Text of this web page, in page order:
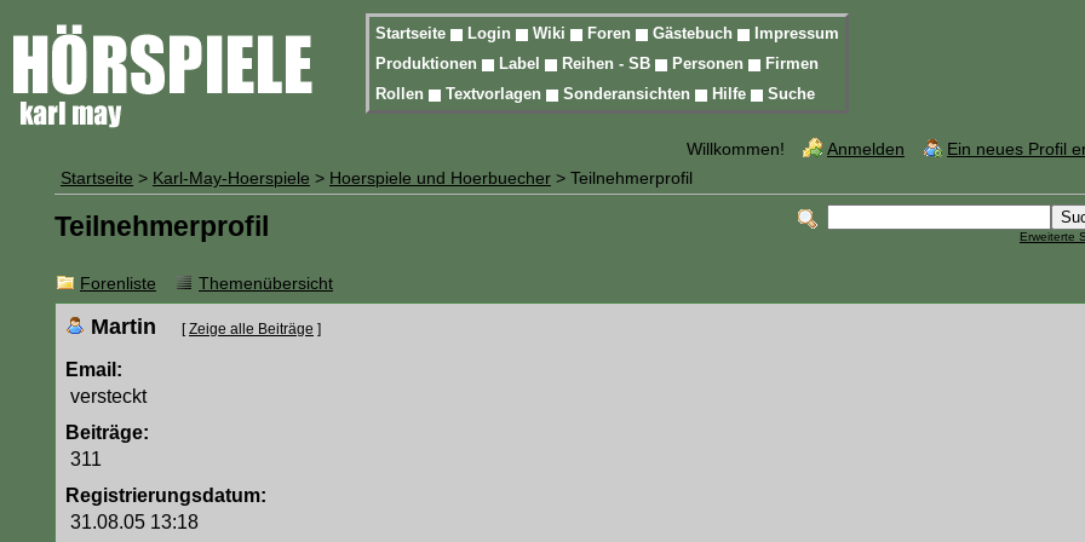
Startseite Login Wiki Foren Gästebuch
Impressum
Produktionen
Label Reihen - SB Personen
Firmen
Rollen
Textvorlagen Sonderansichten Hilfe Suche
Willkommen! Anmelden
Ein neues Profil
Startseite > Karl-May-Hoerspiele > Hoerspiele und Hoerbuecher > Teilnehmerprofil
Erweiterte
Teilnehmerprofil
Forenliste Themenübersicht
Martin [Zeige alle Beiträge ]
Email:
versteckt
Beiträge:
311
Registrierungsdatum:
31.08.05 13:18